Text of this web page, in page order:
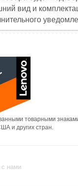
вид и
товарными
и других стран.
с нами